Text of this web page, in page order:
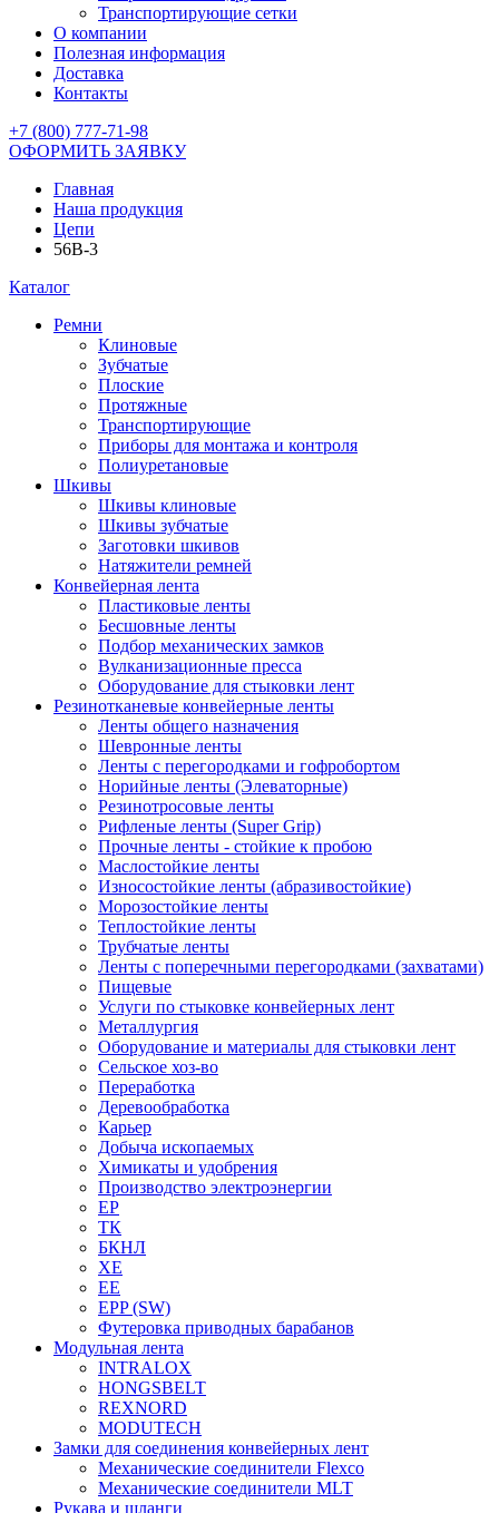
Транспортирующие сетки
О компании
Полезная информация
Доставка
Контакты
+7 (800) 777-71-98
ОФОРМИТЬ ЗАЯВКУ
Главная
Наша продукция
Цепи
56B-3
Каталог
Ремни
Клиновые
Зубчатые
Плоские
Протяжные
Транспортирующие
Приборы для монтажа и контроля
Полиуретановые
Шкивы
Шкивы клиновые
Шкивы зубчатые
Заготовки шкивов
Натяжители ремней
Конвейерная лента
Пластиковые ленты
Бесшовные ленты
Подбор механических замков
Вулканизационные пресса
Оборудование для стыковки лент
Резинотканевые конвейерные ленты
Ленты общего назначения
Шевронные ленты
Ленты с перегородками и гофробортом
Норийные ленты (Элеваторные)
Резинотросовые ленты
Рифленые ленты (Super Grip)
Прочные ленты - стойкие к пробою
Маслостойкие ленты
Износостойкие ленты (абразивостойкие)
Морозостойкие ленты
Теплостойкие ленты
Трубчатые ленты
Ленты с поперечными перегородками (захватами)
Пищевые
Услуги по стыковке конвейерных лент
Металлургия
Оборудование и материалы для стыковки лент
Сельское хоз-во
Переработка
Деревообработка
Карьер
Добыча ископаемых
Химикаты и удобрения
Производство электроэнергии
EP
ТК
БКНЛ
XE
EE
EPP (SW)
Футеровка приводных барабанов
Модульная лента
INTRALOX
HONGSBELT
REXNORD
MODUTECH
Замки для соединения конвейерных лент
Механические соединители Flexco
Механические соединители MLT
Рукава и шланги